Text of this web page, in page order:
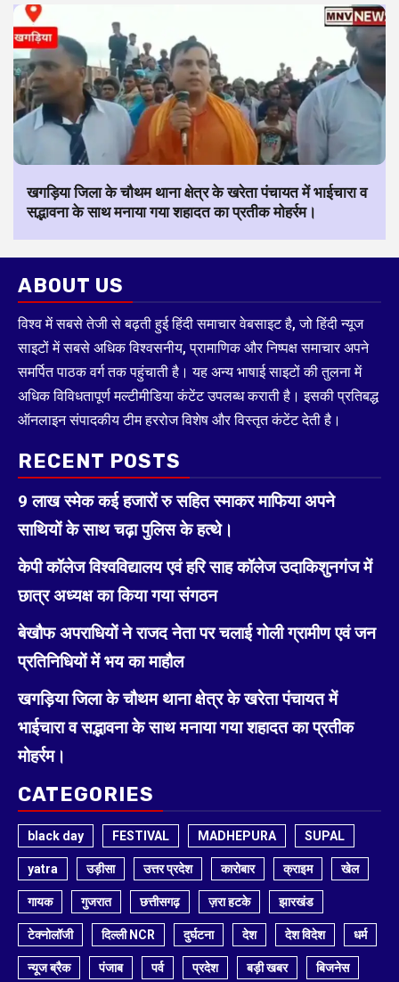
खगड़िया जिला के चौथम थाना क्षेत्र के खरेता पंचायत में भाईचारा व
सद्भावना के साथ मनाया गया शहादत का प्रतीक मोहर्रम।
ABOUT US
विश्व में सबसे तेजी से बढ़ती हुई हिंदी समाचार वेबसाइट है, जो हिंदी न्यूज
साइटों में सबसे अधिक विश्वसनीय, प्रामाणिक और निष्पक्ष समाचार अपने
समर्पित पाठक वर्ग तक पहुंचाती है। यह अन्य भाषाई साइटों की तुलना में
अधिक विविधतापूर्ण मल्टीमीडिया कंटेंट उपलब्ध कराती है। इसकी प्रतिबद्ध
ऑनलाइन संपादकीय टीम हररोज विशेष और विस्तृत कंटेंट देती है।
RECENT POSTS
9 लाख स्मेक कई हजारों रु सहित स्माकर माफिया अपने
साथियों के साथ चढ़ा पुलिस के हत्थे।
केपी कॉलेज विश्वविद्यालय एवं हरि साह कॉलेज उदाकिशुनगंज में
छात्र अध्यक्ष का किया गया संगठन
बेखौफ अपराधियों ने राजद नेता पर चलाई गोली ग्रामीण एवं जन
प्रतिनिधियों में भय का माहौल
खगड़िया जिला के चौथम थाना क्षेत्र के खरेता पंचायत में
भाईचारा व सद्भावना के साथ मनाया गया शहादत का प्रतीक
मोहर्रम।
CATEGORIES
black day FESTIVAL MADHEPURA SUPAL
yatra उड़ीसा उत्तर प्रदेश कारोबार क्राइम खेल
गायक गुजरात छत्तीसगढ़ ज़रा हटके झारखंड
टेक्नोलॉजी दिल्ली NCR दुर्घटना देश देश विदेश धर्म
न्यूज ब्रैक पंजाब पर्व प्रदेश बड़ी खबर बिजनेस